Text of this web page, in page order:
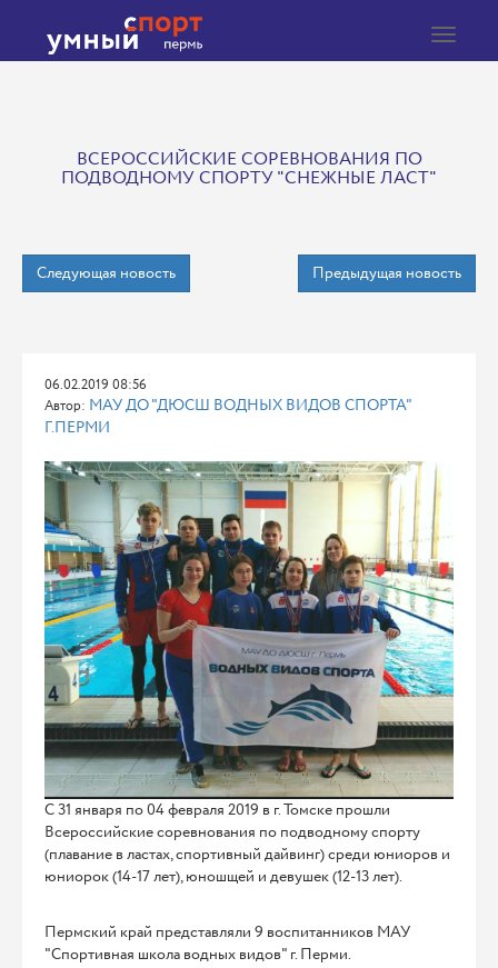
Toggle
ВСЕРОССИЙСКИЕ СОРЕВНОВАНИЯ ПО
ПОДВОДНОМУ СПОРТУ "СНЕЖНЫЕ ЛАСТ"
Следующая новость Предыдущая новость
06.02.2019 08:56
Автор: МАУ ДО "ДЮСШ ВОДНЫХ ВИДОВ СПОРТА"
Г.ПЕРМИ
С 31 января по 04 февраля 2019 в г. Томске прошли
Всероссийские соревнования по подводному спорту
(плавание в ластах, спортивный дайвинг) среди юниоров и
юниорок (14-17 лет), юношщей и девушек (12-13 лет).
Пермский край представляли 9 воспитанников МАУ
"Спортивная школа водных видов" г. Перми.